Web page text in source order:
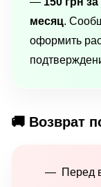
месяц.
оформить
🚚 Возврат
Перед